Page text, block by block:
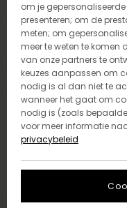
om je
presenteren; om de
meten; om
meer te weten te komen
van onze partners te
keuzes aanpassen om
nodig is al dan niet te
wanneer het gaat om
nodig is (zoals
voor meer informatie
privacybeleid